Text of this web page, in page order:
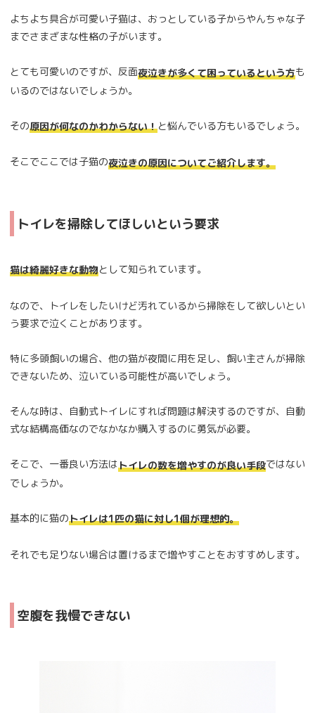
よちよち具合が可愛い子猫は、おっとしている子からやんちゃな子
までさまざまな性格の子がいます。
とても可愛いのですが、反面夜泣きが多くて困っているという方も
いるのではないでしょうか。
その原因が何なのかわからない！と悩んでいる方もいるでしょう。
そこでここでは子猫の夜泣きの原因についてご紹介します。
トイレを掃除してほしいという要求
猫は綺麗好きな動物として知られています。
なので、トイレをしたいけど汚れているから掃除をして欲しいとい
う要求で泣くことがあります。
特に多頭飼いの場合、他の猫が夜間に用を足し、飼い主さんが掃除
できないため、泣いている可能性が高いでしょう。
そんな時は、自動式トイレにすれば問題は解決するのですが、自動
式な結構高価なのでなかなか購入するのに勇気が必要。
そこで、一番良い方法はトイレの数を増やすのが良い手段ではない
でしょうか。
基本的に猫のトイレは1匹の猫に対し1個が理想的。
それでも足りない場合は置けるまで増やすことをおすすめします。
空腹を我慢できない